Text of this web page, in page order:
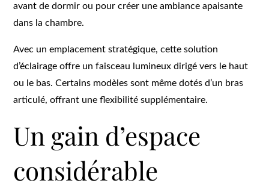
avant de dormir ou pour créer une ambiance apaisante
dans la chambre.
Avec un emplacement stratégique, cette solution
d’éclairage offre un faisceau lumineux dirigé vers le haut
ou le bas. Certains modèles sont même dotés d’un bras
articulé, offrant une flexibilité supplémentaire.
Un gain d’espace
considérable